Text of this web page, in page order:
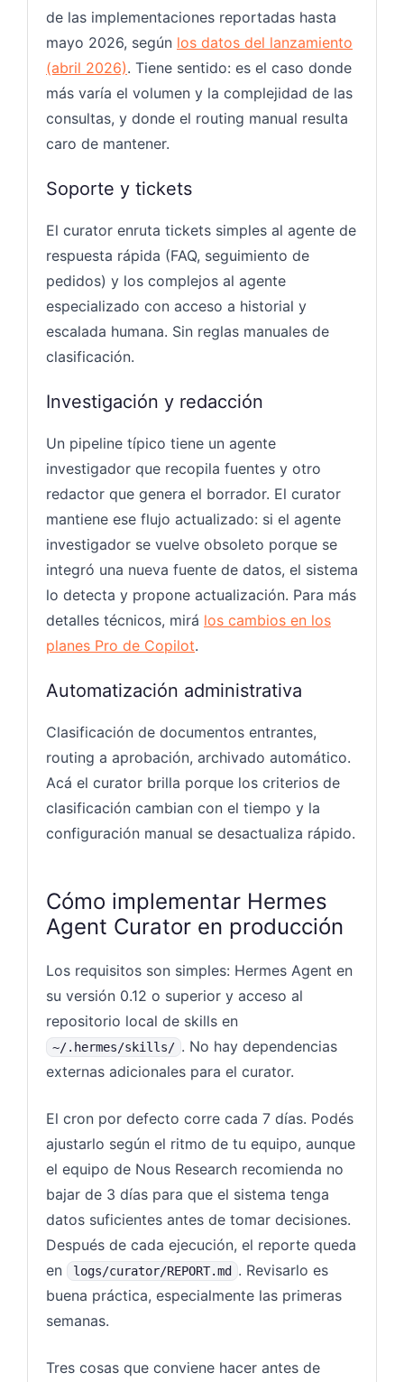
de las implementaciones reportadas hasta
mayo 2026, según los datos del lanzamiento
(abril 2026). Tiene sentido: es el caso donde
más varía el volumen y la complejidad de las
consultas, y donde el routing manual resulta
caro de mantener.
Soporte y tickets
El curator enruta tickets simples al agente de
respuesta rápida (FAQ, seguimiento de
pedidos) y los complejos al agente
especializado con acceso a historial y
escalada humana. Sin reglas manuales de
clasificación.
Investigación y redacción
Un pipeline típico tiene un agente
investigador que recopila fuentes y otro
redactor que genera el borrador. El curator
mantiene ese flujo actualizado: si el agente
investigador se vuelve obsoleto porque se
integró una nueva fuente de datos, el sistema
lo detecta y propone actualización. Para más
detalles técnicos, mirá los cambios en los
planes Pro de Copilot.
Automatización administrativa
Clasificación de documentos entrantes,
routing a aprobación, archivado automático.
Acá el curator brilla porque los criterios de
clasificación cambian con el tiempo y la
configuración manual se desactualiza rápido.
Cómo implementar Hermes
Agent Curator en producción
Los requisitos son simples: Hermes Agent en
su versión 0.12 o superior y acceso al
repositorio local de skills en
~/.hermes/skills/ . No hay dependencias
externas adicionales para el curator.
El cron por defecto corre cada 7 días. Podés
ajustarlo según el ritmo de tu equipo, aunque
el equipo de Nous Research recomienda no
bajar de 3 días para que el sistema tenga
datos suficientes antes de tomar decisiones.
Después de cada ejecución, el reporte queda
en
logs/curator/REPORT.md
. Revisarlo es
buena práctica, especialmente las primeras
semanas.
Tres cosas que conviene hacer antes de